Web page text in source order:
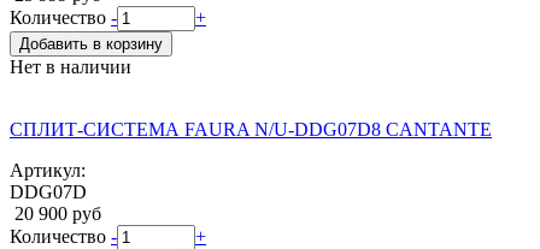
Количество - +
Добавить в корзину
Нет в наличии
СПЛИТ-СИСТЕМА FAURA N/U-DDG07D8 CANTANTE
Артикул:
DDG07D
20 900 руб
Количество - +